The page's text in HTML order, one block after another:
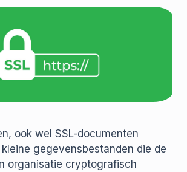
ook wel SSL-documenten
gegevensbestanden die de
organisatie cryptografisch